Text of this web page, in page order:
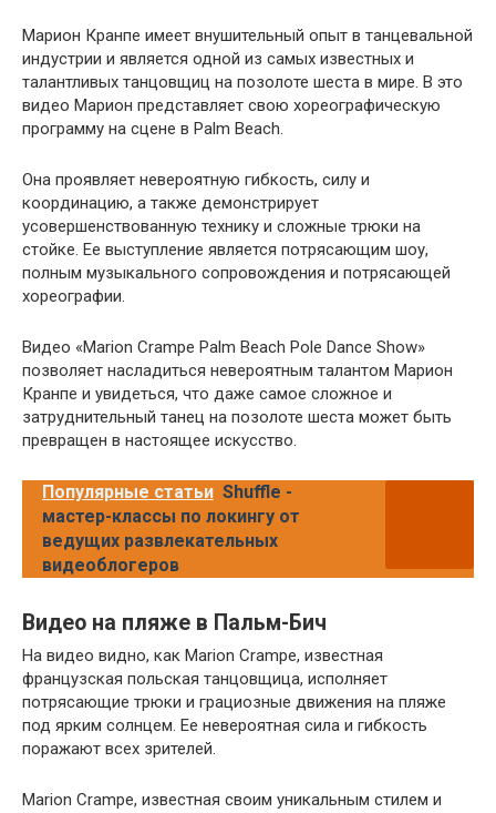
Марион Кранпе имеет внушительный опыт в танцевальной
индустрии и является одной из самых известных и
талантливых танцовщиц на позолоте шеста в мире. В это
видео Марион представляет свою хореографическую
программу на сцене в Palm Beach.
Она проявляет невероятную гибкость, силу и
координацию, а также демонстрирует
усовершенствованную технику и сложные трюки на
стойке. Ее выступление является потрясающим шоу,
полным музыкального сопровождения и потрясающей
хореографии.
Видео «Marion Crampe Palm Beach Pole Dance Show»
позволяет насладиться невероятным талантом Марион
Кранпе и увидеться, что даже самое сложное и
затруднительный танец на позолоте шеста может быть
превращен в настоящее искусство.
Популярные статьи Shuffle -
мастер-классы по локингу от
ведущих развлекательных
видеоблогеров
Видео на пляже в Пальм-Бич
На видео видно, как Marion Crampe, известная
французская польская танцовщица, исполняет
потрясающие трюки и грациозные движения на пляже
под ярким солнцем. Ее невероятная сила и гибкость
поражают всех зрителей.
Marion Crampe, известная своим уникальным стилем и